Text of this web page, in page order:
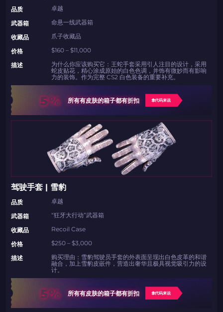
品质
卓越
武器箱
命悬一线武器箱
收藏品
爪子收藏品
价格
$160 – $11,000
描述
为什么你应该购买它：王蛇手套采用引人注目的设计，采用
蛇皮贴花，精心涂成原始的白色色调，并饰有微妙而有影响
力的装饰。作为完整 CS2 白色装备的重要补充。
5% 所有有皮肤的箱子都有折扣 拿代码来说
驾驶手套 | 雪豹
品质
卓越
武器箱
“狂牙大行动”武器箱
收藏品
Recoil Case
价格
$250 – $3,000
描述
购买理由：雪豹驾驶员手套的外表面呈现出白色皮革的和谐
融合，加上雪豹皮嵌件，营造出奢华且极具视觉吸引力的设
计。
5% 所有有皮肤的箱子都有折扣 拿代码来说